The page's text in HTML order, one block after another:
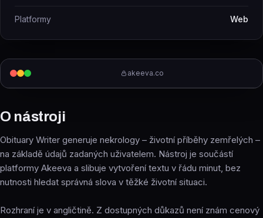
akeeva.co
O nástroji
Obituary Writer generuje nekrology – životní příběhy zemřelých –
na základě údajů zadaných uživatelem. Nástroj je součástí
platformy Akeeva a slibuje vytvoření textu v řádu minut, bez
nutnosti hledat správná slova v těžké životní situaci.
Rozhraní je v angličtině. Z dostupných důkazů není znám cenový
Platformy Web